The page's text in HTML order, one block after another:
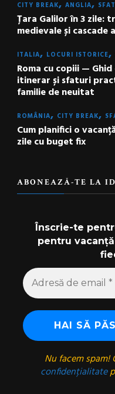
CITY BREAK ANGLIA
Țara Galilor în 3 zile:
medievale și cascade
ITALIA LOCURI ISTORICE
Roma cu copiii —
itinerar și sfaturi
familie de neuitat
ROMÂNIA CITY BREAK
Cum planifici o
zile cu buget fix
ABONEAZĂ-TE LA
Înscrie-te
pentru
Nu facem spam!
confidențialitate